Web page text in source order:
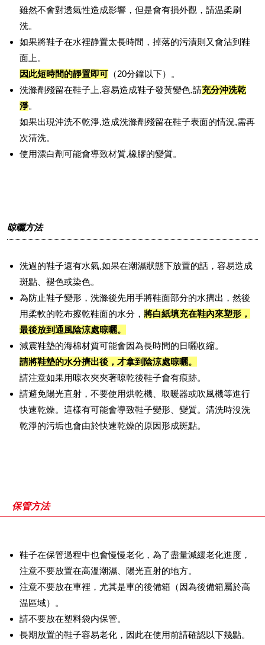
雖然不會對透氣性造成影響，但是會有損外觀，請温柔刷
洗。
如果將鞋子在水裡静置太長時間，掉落的污漬則又會沾到鞋
面上。
因此短時間的靜置即可 （20分鐘以下）。
洗滌劑殘留在鞋子上,容易造成鞋子發黃變色,請充分沖洗乾
淨。
如果出現沖洗不乾淨,造成洗滌劑殘留在鞋子表面的情況,需再
次清洗。
使用漂白劑可能會導致材質,橡膠的變質。
晾曬方法
洗過的鞋子還有水氣,如果在潮濕狀態下放置的話，容易造成
斑點、褪色或染色。
為防止鞋子變形，洗滌後先用手將鞋面部分的水擠出，然後
用柔軟的乾布擦乾鞋面的水分， 將白紙填充在鞋內來塑形，
最後放到通風陰涼處晾曬。
減震鞋墊的海棉材質可能會因為長時間的日曬收縮。
請將鞋墊的水分擠出後，才拿到陰涼處晾曬。
請注意如果用晾衣夾夾著晾乾後鞋子會有痕跡。
請避免陽光直射，不要使用烘乾機、取暖器或吹風機等進行
快速乾燥。這樣有可能會導致鞋子變形、變質。清洗時沒洗
乾淨的污垢也會由於快速乾燥的原因形成斑點。
保管方法
鞋子在保管過程中也會慢慢老化，為了盡量減緩老化進度，
注意不要放置在高溫潮濕、陽光直射的地方。
注意不要放在車裡，尤其是車的後備箱（因為後備箱屬於高
温區域）。
請不要放在塑料袋内保管。
長期放置的鞋子容易老化，因此在使用前請確認以下幾點。